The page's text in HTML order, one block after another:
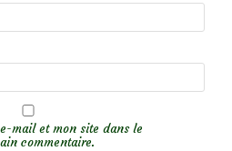
mail et mon site dans le
commentaire.